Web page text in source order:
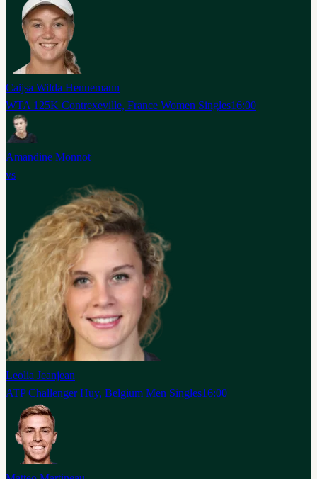
Caijsa Wilda Hennemann
WTA 125K Contrexeville, France Women Singles16:00
Amandine Monnot
vs
Leolia Jeanjean
ATP Challenger Huy, Belgium Men Singles16:00